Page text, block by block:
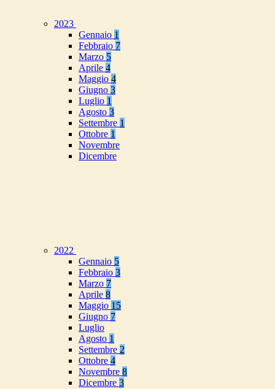
2023
Gennaio 1
Febbraio 7
Marzo 5
Aprile 4
Maggio 4
Giugno 3
Luglio 1
Agosto 3
Settembre 1
Ottobre 1
Novembre
Dicembre
2022
Gennaio 5
Febbraio 3
Marzo 7
Aprile 8
Maggio 15
Giugno 7
Luglio
Agosto 1
Settembre 2
Ottobre 4
Novembre 8
Dicembre 3